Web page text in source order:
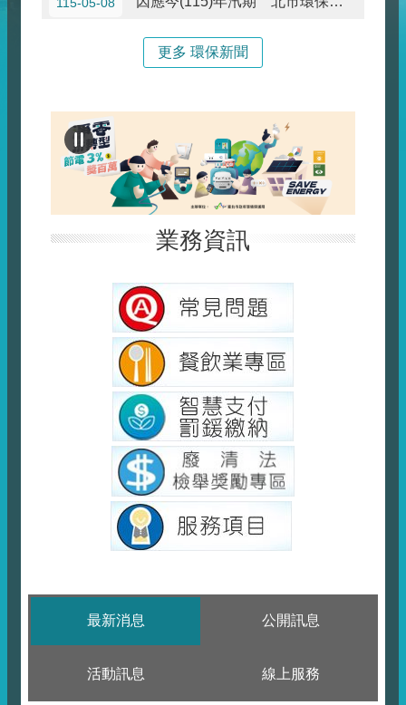
更多 環保新聞
業務資訊
最新消息 公開訊息
活動訊息 線上服務